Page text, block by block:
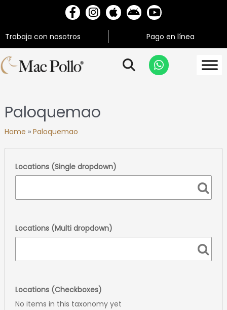
Trabaja con nosotros Pago en línea
Paloquemao
Home » Paloquemao
Locations (Single dropdown)
Locations (Multi dropdown)
Locations (Checkboxes)
No items in this taxonomy yet